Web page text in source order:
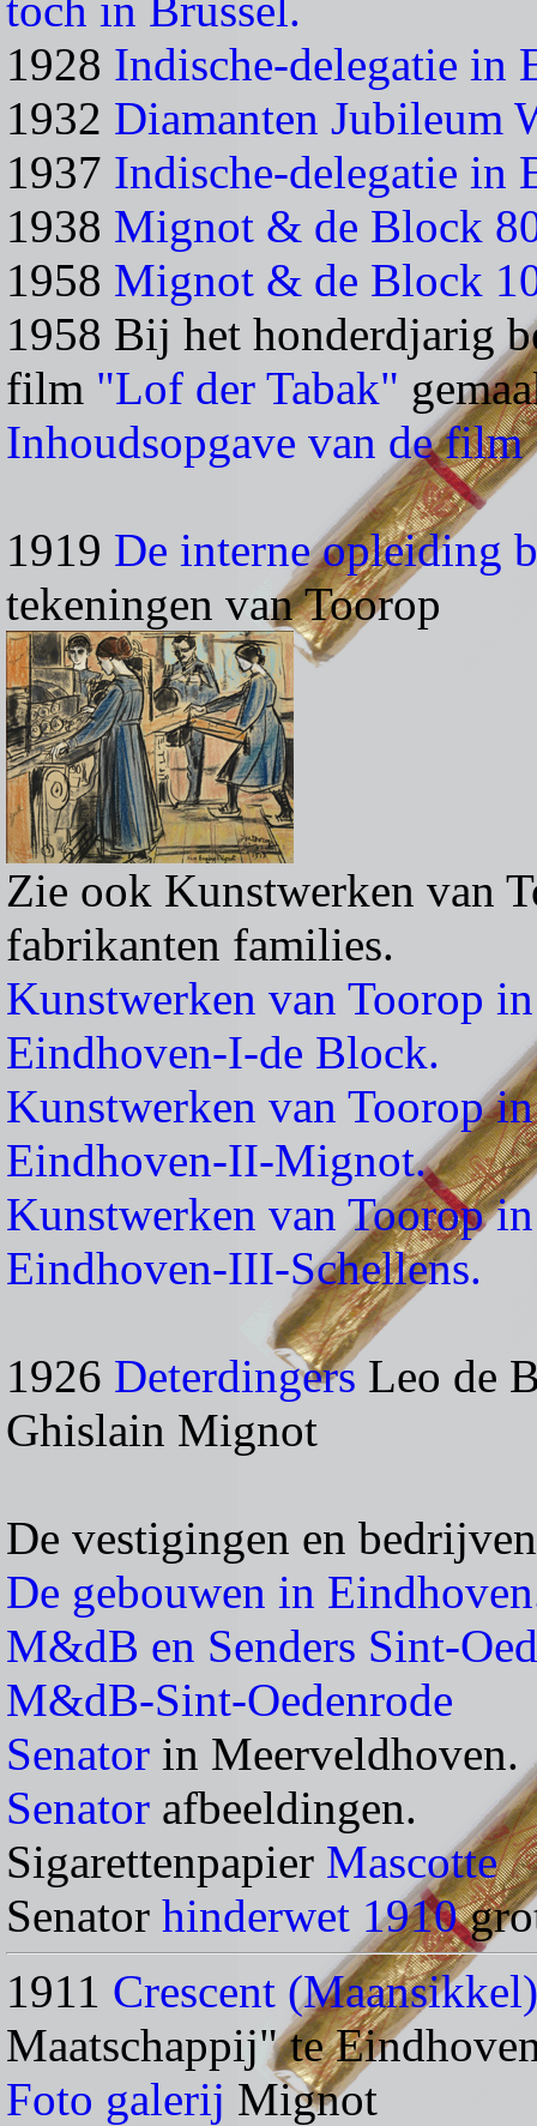
1928 Indische-delegatie in
1932 Diamanten Jubileum
1937 Indische-delegatie in
1938 Mignot & de Block
1958 Mignot & de Block
1958 Bij het honderdjarig
film "Lof der Tabak"
Inhoudsopgave van de film
1919 De interne opleiding
tekeningen van Toorop
Zie ook Kunstwerken van
fabrikanten families.
Kunstwerken van Toorop
Eindhoven-I-de Block.
Kunstwerken van Toorop
Eindhoven-II-Mignot.
Kunstwerken van Toorop
Eindhoven-III-Schellens.
1926 Deterdingers Leo de
Ghislain Mignot
De vestigingen en
De gebouwen in
M&dB en Senders Sint-
M&dB-Sint-Oedenrode
Senator in Meerveldhoven.
Senator afbeeldingen.
Sigarettenpapier Mascotte
Senator hinderwet 1910
1911 Crescent (Maansikkel)
Maatschappij" te
Foto galerij Mignot